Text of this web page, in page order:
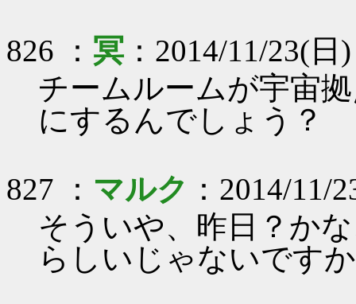
826 ： 冥 ：2014/11/23(
チームルームが宇宙
にするんでしょう？
827 ： マルク ：2014/11/
そういや、昨日？か
らしいじゃないです